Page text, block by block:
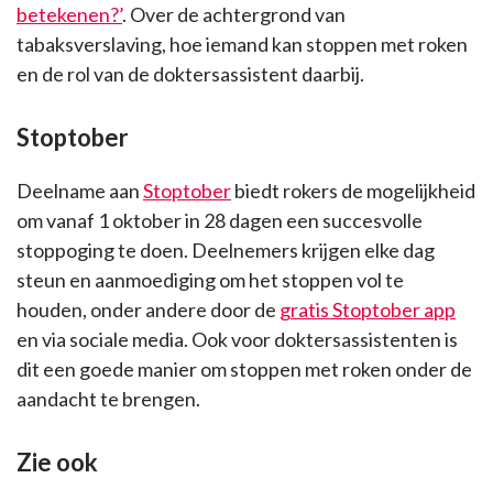
betekenen?’. Over de achtergrond van
tabaksverslaving, hoe iemand kan stoppen met roken
en de rol van de doktersassistent daarbij.
Stoptober
Deelname aanStoptoberbiedt rokers de mogelijkheid
om vanaf 1 oktober in 28 dagen een succesvolle
stoppoging te doen. Deelnemers krijgen elke dag
steun en aanmoediging om het stoppen vol te
houden, onder andere door de gratis Stoptober app
en via sociale media. Ook voor doktersassistenten is
dit een goede manier om stoppen met roken onder de
aandacht te brengen.
Zie ook